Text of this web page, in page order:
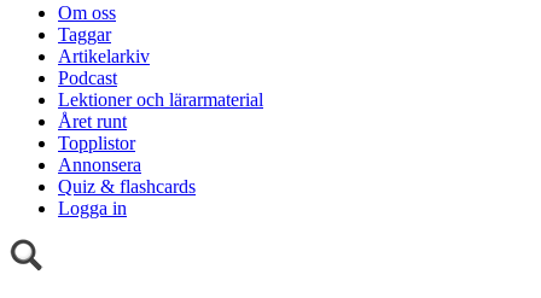
Om oss
Taggar
Artikelarkiv
Podcast
Lektioner och lärarmaterial
Året runt
Topplistor
Annonsera
Quiz & flashcards
Logga in